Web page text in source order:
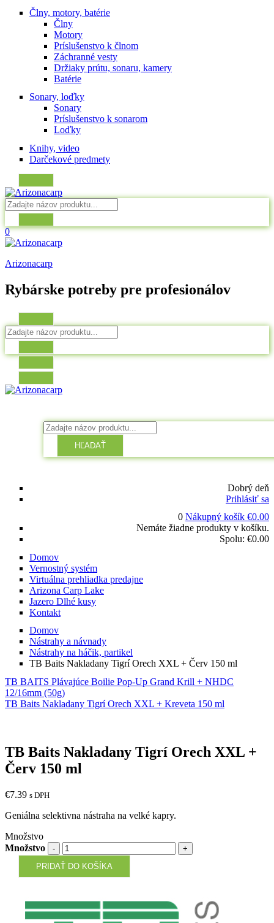
Člny, motory, batérie
Člny
Motory
Príslušenstvo k člnom
Záchranné vesty
Držiaky prútu, sonaru, kamery
Batérie
Sonary, loďky
Sonary
Príslušenstvo k sonarom
Loďky
Knihy, video
Darčekové predmety
0
Arizonacarp
Rybárske potreby pre profesionálov
HĽADAŤ
Dobrý deň
Prihlásiť sa
0 Nákupný košík €0.00
Nemáte žiadne produkty v košíku.
Spolu: €0.00
Domov
Vernostný systém
Virtuálna prehliadka predajne
Arizona Carp Lake
Jazero Dlhé kusy
Kontakt
Domov
Nástrahy a návnady
Nástrahy na háčik, partikel
TB Baits Nakladany Tigrí Orech XXL + Červ 150 ml
TB BAITS Plávajúce Boilie Pop-Up Grand Krill + NHDC
12/16mm (50g)
TB Baits Nakladany Tigrí Orech XXL + Kreveta 150 ml
TB Baits Nakladany Tigrí Orech XXL +
Červ 150 ml
€7.39 s DPH
Geniálna selektivna nástraha na velké kapry.
Množstvo
Množstvo
PRIDAŤ DO KOŠÍKA